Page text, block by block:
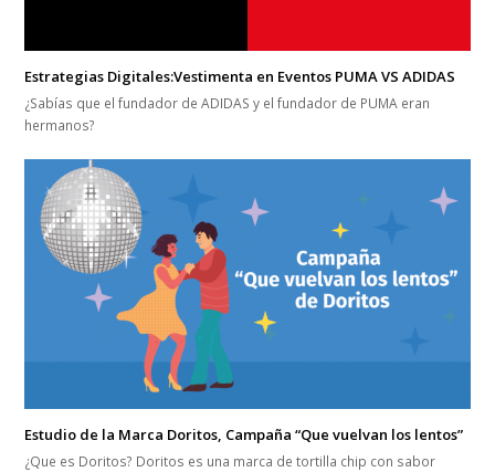
Estrategias Digitales:Vestimenta en Eventos PUMA VS ADIDAS
¿Sabías que el fundador de ADIDAS y el fundador de PUMA eran
hermanos?
Estudio de la Marca Doritos, Campaña “Que vuelvan los lentos”
¿Que es Doritos? Doritos es una marca de tortilla chip con sabor